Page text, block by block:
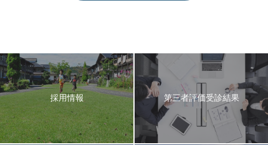
採用情報 第三者評価受診結果